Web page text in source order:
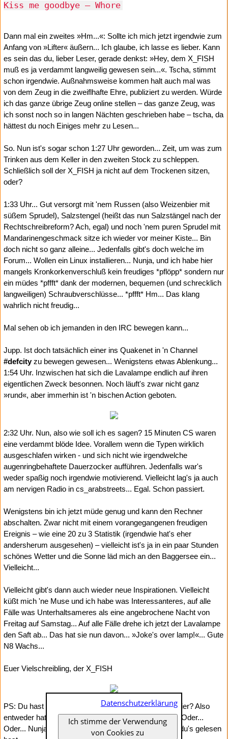
Kiss me goodbye – Whore
Dann mal ein zweites »Hm...«: Sollte ich mich jetzt irgendwie zum
Anfang von »Lifter« äußern... Ich glaube, ich lasse es lieber. Kann
es sein das du, lieber Leser, gerade denkst: »Hey, dem X_FISH
muß es ja verdammt langweilig gewesen sein...«. Tscha, stimmt
schon irgendwie. Außnahmsweise kommen halt auch mal was
von dem Zeug in die zweiflhafte Ehre, publiziert zu werden. Würde
ich das ganze übrige Zeug online stellen – das ganze Zeug, was
ich sonst noch so in langen Nächten geschrieben habe – tscha, da
hättest du noch Einiges mehr zu Lesen...
So. Nun ist's sogar schon 1:27 Uhr geworden... Zeit, um was zum
Trinken aus dem Keller in den zweiten Stock zu schleppen.
Schließlich soll der X_FISH ja nicht auf dem Trockenen sitzen,
oder?
1:33 Uhr... Gut versorgt mit 'nem Russen (also Weizenbier mit
süßem Sprudel), Salzstengel (heißt das nun Salzstängel nach der
Rechtschreibreform? Ach, egal) und noch 'nem puren Sprudel mit
Mandarinengeschmack sitze ich wieder vor meiner Kiste... Bin
doch nicht so ganz alleine... Jedenfalls gibt's doch welche im
Forum... Wollen ein Linux installieren... Nunja, und ich habe hier
mangels Kronkorkenverschluß kein freudiges *pflöpp* sondern nur
ein müdes *pffft* dank der modernen, bequemen (und schrecklich
langweiligen) Schraubverschlüsse... *pffft* Hm... Das klang
wahrlich nicht freudig...
Mal sehen ob ich jemanden in den IRC bewegen kann...
Jupp. Ist doch tatsächlich einer ins Quakenet in 'n Channel
#defcityzu bewegen gewesen... Wenigstens etwas Ablenkung...
1:54 Uhr. Inzwischen hat sich die Lavalampe endlich auf ihren
eigentlichen Zweck besonnen. Noch läuft's zwar nicht ganz
»rund«, aber immerhin ist 'n bischen Action geboten.
2:32 Uhr. Nun, also wie soll ich es sagen? 15 Minuten CS waren
eine verdammt blöde Idee. Vorallem wenn die Typen wirklich
ausgeschlafen wirken - und sich nicht wie irgendwelche
augenringbehaftete Dauerzocker aufführen. Jedenfalls war's
weder spaßig noch irgendwie motivierend. Vielleicht lag's ja auch
am nervigen Radio in cs_arabstreets... Egal. Schon passiert.
Wenigstens bin ich jetzt müde genug und kann den Rechner
abschalten. Zwar nicht mit einem vorangegangenen freudigen
Ereignis – wie eine 20 zu 3 Statistik (irgendwie hat's eher
andersherum ausgesehen) – vielleicht ist's ja in ein paar Stunden
schönes Wetter und die Sonne läd mich an den Baggersee ein...
Vielleicht...
Vielleicht gibt's dann auch wieder neue Inspirationen. Vielleicht
küßt mich 'ne Muse und ich habe was Interessanteres, auf alle
Fälle was Unterhaltsameres als eine angebrochene Nacht von
Freitag auf Samstag... Auf alle Fälle drehe ich jetzt der Lavalampe
den Saft ab... Das hat sie nun davon... »Joke's over lamp!«... Gute
N8 Wachs...
Euer Vielschreibling, der X_FISH
PS: Du hast wirklich alles gelesen? Bis zum Schluß hier? Also
entweder hattest du wirklich nichts besseres zu tun... Oder...
Oder... Nunja... Kannst ja
eine Mail schreiben
warum du's gelesen
Datenschutzerklärung
Ich stimme der Verwendung
von Cookies zu